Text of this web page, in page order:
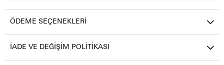
ÖDEME SEÇENEKLERI
İADE VE DEĞIŞIM POLITIKASI